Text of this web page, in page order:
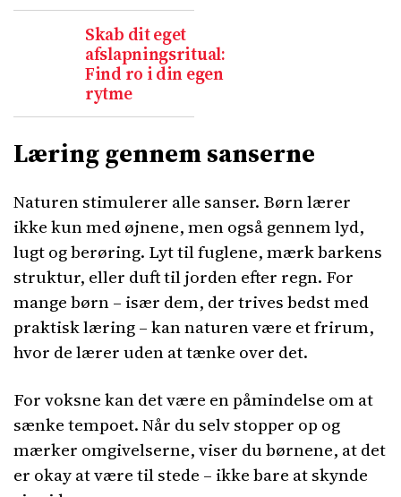
Skab dit eget
afslapningsritual:
Find ro i din egen
rytme
Læring gennem sanserne
Naturen stimulerer alle sanser. Børn lærer
ikke kun med øjnene, men også gennem lyd,
lugt og berøring. Lyt til fuglene, mærk barkens
struktur, eller duft til jorden efter regn. For
mange børn – især dem, der trives bedst med
praktisk læring – kan naturen være et frirum,
hvor de lærer uden at tænke over det.
For voksne kan det være en påmindelse om at
sænke tempoet. Når du selv stopper op og
mærker omgivelserne, viser du børnene, at det
er okay at være til stede – ikke bare at skynde